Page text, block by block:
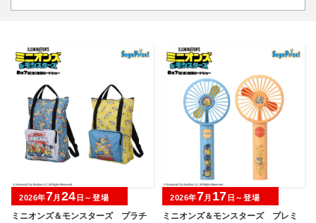
ミニオンズ＆モンスターズ プラチ
2026年7月 24 日～登場
ミニオンズ＆モンスターズ プレミ
2026年7月 17 日～登場